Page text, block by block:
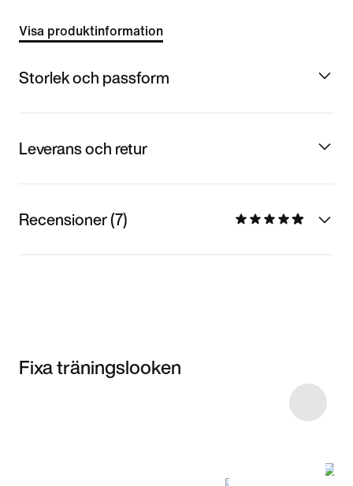
Visa produktinformation
Storlek och passform
Leverans och retur
Recensioner (7)
Fixa träningslooken